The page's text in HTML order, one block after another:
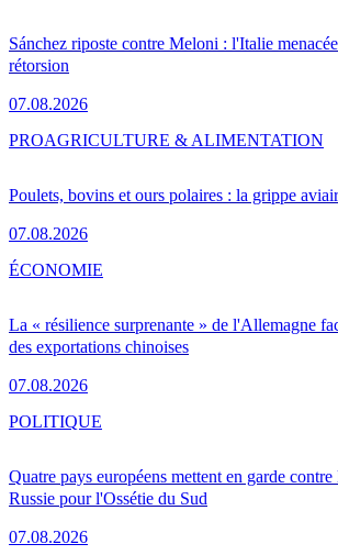
Sánchez riposte contre Meloni : l'Italie
rétorsion
07.08.2026
Poulets, bovins et ours polaires : la grippe
07.08.2026
PROAGRICULTURE & ALIMENTATION
La « résilience surprenante » de l'Allemagne
des exportations chinoises
07.08.2026
ÉCONOMIE
Quatre pays européens mettent en garde contre
Russie pour l'Ossétie du Sud
07.08.2026
POLITIQUE